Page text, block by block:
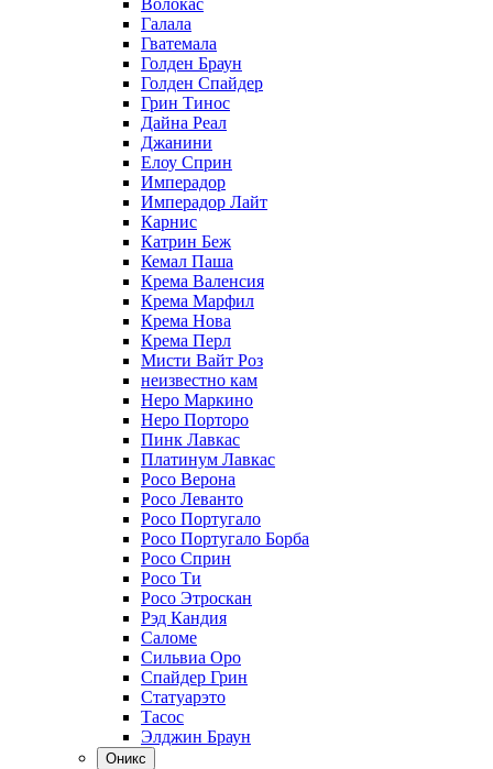
Волокас
Галала
Гватемала
Голден Браун
Голден Спайдер
Грин Тинос
Дайна Реал
Джанини
Елоу Сприн
Имперадор
Имперадор Лайт
Карнис
Катрин Беж
Кемал Паша
Крема Валенсия
Крема Марфил
Крема Нова
Крема Перл
Мисти Вайт Роз
неизвестно кам
Неро Маркино
Неро Порторо
Пинк Лавкаc
Платинум Лавкас
Росо Верона
Росо Леванто
Росо Португало
Росо Португало Борба
Росо Сприн
Росо Ти
Росо Этроскан
Рэд Кандия
Саломе
Сильвиа Оро
Спайдер Грин
Статуарэто
Тасос
Элджин Браун
Оникс